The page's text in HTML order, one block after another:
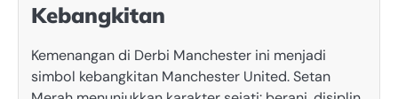
Kebangkitan
Kemenangan di Derbi Manchester ini menjadi
simbol kebangkitan Manchester United. Setan